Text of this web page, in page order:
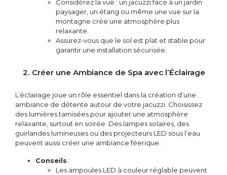
Considérez la vue : un jacuzzi face à un jardin
paysager, un étang ou même une vue sur la
montagne crée une atmosphère plus
relaxante.
Assurez-vous que le sol est plat et stable pour
garantir une installation sécurisée.
2. Créer une Ambiance de Spa avec l’Éclairage
L’éclairage joue un rôle essentiel dans la création d’une
ambiance de détente autour de votre jacuzzi. Choisissez
des lumières tamisées pour ajouter une atmosphère
relaxante, surtout en soirée. Des lampes solaires, des
guirlandes lumineuses ou des projecteurs LED sous l’eau
peuvent aussi créer une ambiance féerique.
Conseils :
Les ampoules LED à couleur réglable peuvent